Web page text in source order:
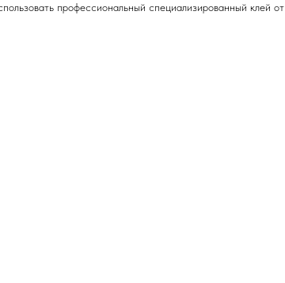
профессиональный специализированный клей от